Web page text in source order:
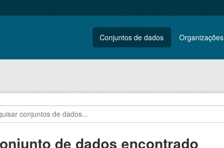
Conjuntos de dados Organizações
de dados encontrado